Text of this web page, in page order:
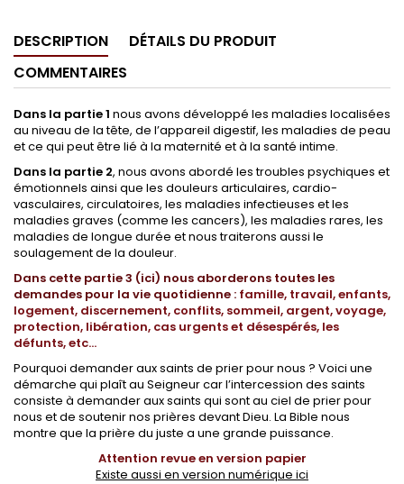
DESCRIPTION
DÉTAILS DU PRODUIT
COMMENTAIRES
Dans la partie 1 nous avons développé les maladies localisées
au niveau de la tête, de l’appareil digestif, les maladies de peau
et ce qui peut être lié à la maternité et à la santé intime.
Dans la partie 2, nous avons abordé les troubles psychiques et
émotionnels ainsi que les douleurs articulaires, cardio-
vasculaires, circulatoires, les maladies infectieuses et les
maladies graves (comme les cancers), les maladies rares, les
maladies de longue durée et nous traiterons aussi le
soulagement de la douleur.
Dans cette partie 3 (ici) nous aborderons toutes les
demandes pour la vie quotidienne : famille, travail, enfants,
logement, discernement, conflits, sommeil, argent, voyage,
protection, libération, cas urgents et désespérés, les
défunts, etc...
Pourquoi demander aux saints de prier pour nous ? Voici une
démarche qui plaît au Seigneur car l’intercession des saints
consiste à demander aux saints qui sont au ciel de prier pour
nous et de soutenir nos prières devant Dieu. La Bible nous
montre que la prière du juste a une grande puissance.
Attention revue en version papier
Existe aussi en version numérique ici